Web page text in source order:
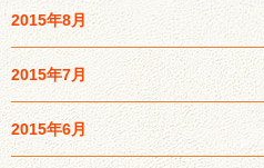
2015年8月
2015年7月
2015年6月